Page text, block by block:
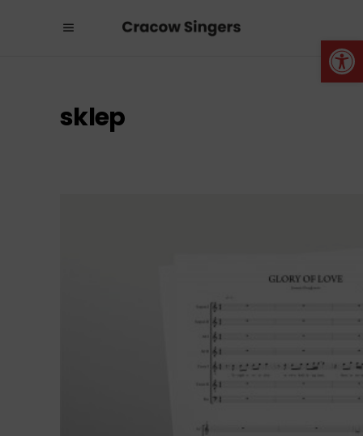
sklep